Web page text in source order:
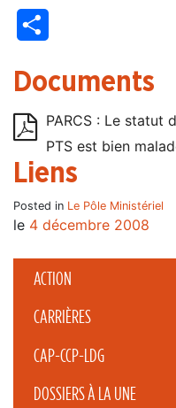
ACTION
CARRIÈRES
CAP-CCP-LDG
DOSSIERS À LA UNE
Documents
PARCS : Le statut
PTS est bien
Liens
Posted in Le Pôle Ministériel
le 4 décembre 2008